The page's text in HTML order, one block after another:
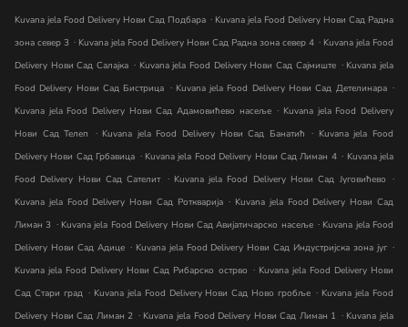
Kuvana jela Food Delivery Нови Сад Подбара . Kuvana jela Food Delivery Нови Сад Радна
зона север 3 . Kuvana jela Food Delivery Нови Сад Радна зона север 4 . Kuvana jela Food
Delivery Нови Сад Салајка . Kuvana jela Food Delivery Нови Сад Сајмиште . Kuvana jela
Food Delivery Нови Сад Бистрица . Kuvana jela Food Delivery Нови Сад Детелинара .
Kuvana jela Food Delivery Нови Сад Адамовићево насеље . Kuvana jela Food Delivery
Нови Сад Телеп
. Kuvana jela Food Delivery Нови Сад Банатић . Kuvana jela Food
Delivery Нови Сад Грбавица . Kuvana jela Food Delivery Нови Сад Лиман 4 . Kuvana jela
Food Delivery Нови Сад Сателит . Kuvana jela Food Delivery Нови Сад Југовићево .
Kuvana jela Food Delivery Нови Сад Роткварија . Kuvana jela Food Delivery Нови Сад
Лиман 3 . Kuvana jela Food Delivery Нови Сад Авијатичарско насеље . Kuvana jela Food
Delivery Нови Сад Адице . Kuvana jela Food Delivery Нови Сад Индустријска зона југ .
Kuvana jela Food Delivery Нови Сад Рибарско острво . Kuvana jela Food Delivery Нови
Сад Стари град . Kuvana jela Food Delivery Нови Сад Ново гробље . Kuvana jela Food
Delivery Нови Сад Лиман 2 . Kuvana jela Food Delivery Нови Сад Лиман 1 . Kuvana jela